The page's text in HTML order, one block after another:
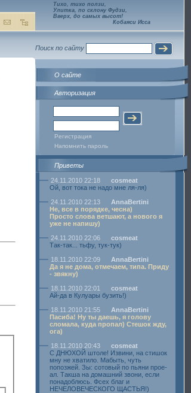
Тихо, тихо ползи,
Улитка, по склону Фудзи,
Вверх, до самых высот!
Кобаяси Исса
Поиск по сайту
О сайте
Авторизация
Регистрация
Напомнить пароль
Приветы
24.11.2010 22:18
cosmeat
Ой, вот тока не надо мне ля-ля)
24.11.2010 22:13
AnnaBertini
Не, все в порядке, чесна)
Просто слова ветшают, а нового я
уже не напишу)
24.11.2010 22:06
cosmeat
Так-так... тьфу, тук-тук)
18.11.2010 22:09
AnnaBertini
Да я не дома, отмечаем, типа. Приду
- звякну)
18.11.2010 22:01
cosmeat
Ай-да в Кулуары бузить!)
18.11.2010 21:55
AnnaBertini
Пасиба! Ну ты даешь, я голову
сломала, куда пропал) Стешок жду,
ога)
18.11.2010 20:43
cosmeat
С ДНЮХОЙ штоле! Извини, на стишок
мну не хватило. Мабыть, чуть
попозжей. Зы: сотовый по пьяни прое-
ал. Такша на домашний звони, если
понадоблюсь. Фсех благ и
НЕЧЕЛОВЕЧЕСКОГО ЩАСТЬЯ!)